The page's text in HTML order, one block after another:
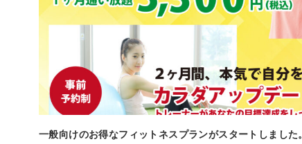
一般向けのお得なフィットネスプランがスタートしました。